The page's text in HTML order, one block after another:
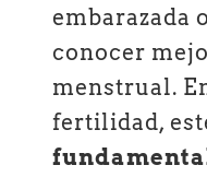
embarazada
conocer
menstrual.
fertilidad,